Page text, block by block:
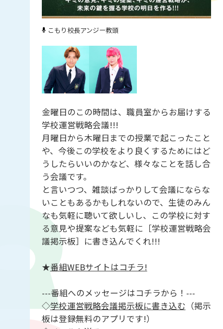
こもり校長アンジー教頭
金曜日のこの時間は、職員室からお届けする
学校運営戦略会議!!!
月曜日から木曜日までの授業で起こったこと
や、今後この学校をより良くするためにはど
うしたらいいのかなど、様々なことを話し合
う会議です。
と言いつつ、雑談ばっかりして会議にならな
いこともあるかもしれないので、生徒のみん
なも気軽に聴いて欲しいし、この学校に対す
る意見や提案なども気軽に［学校運営戦略会
議掲示板］に書き込んでくれ!!!
★番組WEBサイトはコチラ!
---番組へのメッセージはコチラから！---
◇学校運営戦略会議掲示板に書き込む （掲示
板は登録無料のアプリです!）